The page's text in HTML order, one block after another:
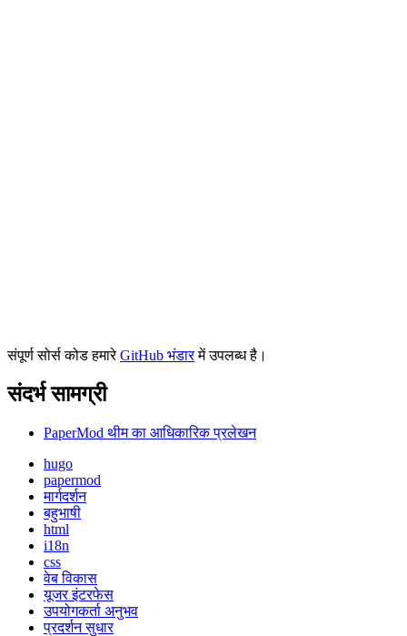
संपूर्ण सोर्स कोड हमारेGitHub भंडारमें उपलब्ध है।
संदर्भ सामग्री
PaperMod थीम का आधिकारिक प्रलेखन
hugo
papermod
मार्गदर्शन
बहुभाषी
html
i18n
css
वेब विकास
यूजर इंटरफेस
उपयोगकर्ता अनुभव
प्रदर्शन सुधार